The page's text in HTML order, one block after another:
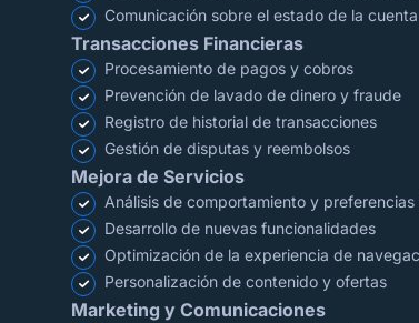
Comunicación sobre el estado de la
Transacciones Financieras
Procesamiento de pagos y cobros
Prevención de lavado de dinero y fraude
Registro de historial de transacciones
Gestión de disputas y reembolsos
Mejora de Servicios
Análisis de comportamiento y preferencias
Desarrollo de nuevas funcionalidades
Optimización de la experiencia de
Personalización de contenido y ofertas
Marketing y Comunicaciones